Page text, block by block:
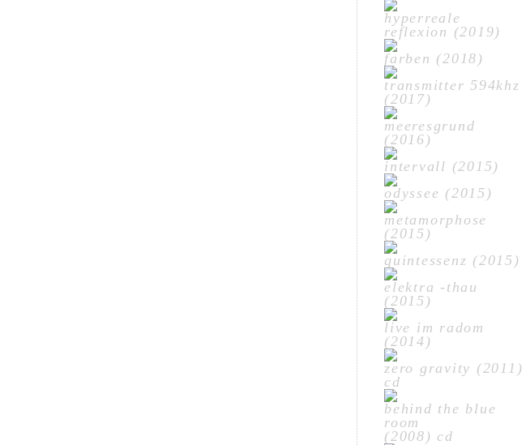
hyperreale
reflexion (2019)
farben (2018)
transmitter 594khz
(2017)
meeresgrund
(2016)
intervall (2015)
odyssee (2015)
metamorphose
(2015)
quintessenz (2015)
elektra -thau
(2015)
live im radom
(2014)
zero gravity (2011)
cd
behind the blue
room
(2008) cd